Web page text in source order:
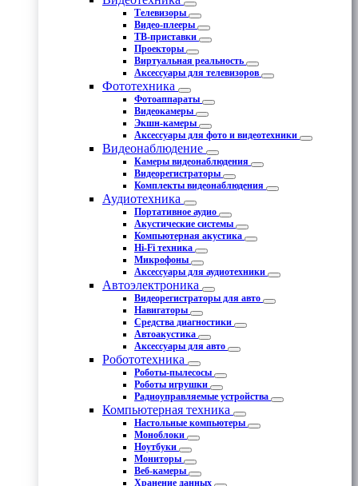
Телевизоры
Видео-плееры
ТВ-приставки
Проекторы
Виртуальная реальность
Аксессуары для телевизоров
Фототехника
Фотоаппараты
Видеокамеры
Экшн-камеры
Аксессуары для фото и видеотехники
Видеонаблюдение
Камеры видеонаблюдения
Видеорегистраторы
Комплекты видеонаблюдения
Аудиотехника
Портативное аудио
Акустические системы
Компьютерная акустика
Hi-Fi техника
Микрофоны
Аксессуары для аудиотехники
Автоэлектроника
Видеорегистраторы для авто
Навигаторы
Средства диагностики
Автоакустика
Аксессуары для авто
Робототехника
Роботы-пылесосы
Роботы игрушки
Радиоуправляемые устройства
Компьютерная техника
Настольные компьютеры
Моноблоки
Ноутбуки
Мониторы
Веб-камеры
Хранение данных